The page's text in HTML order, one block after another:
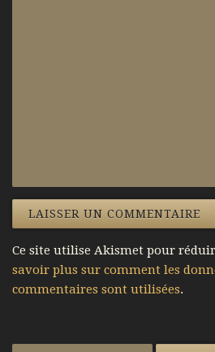
Ce site utilise Akismet pour
savoir plus sur comment les
commentaires sont utilisées.